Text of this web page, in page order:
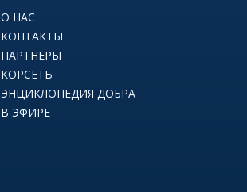
О НАС
КОНТАКТЫ
ПАРТНЕРЫ
КОРСЕТЬ
ЭНЦИКЛОПЕДИЯ ДОБРА
В ЭФИРЕ